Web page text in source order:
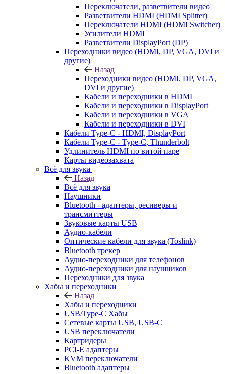
Переключатели, разветвители видео
Разветвители HDMI (HDMI Splitter)
Переключатели HDMI (HDMI Switcher)
Усилители HDMI
Разветвители DisplayPort (DP)
Переходники видео (HDMI, DP, VGA, DVI и
другие)
Назад
Переходники видео (HDMI, DP, VGA,
DVI и другие)
Кабели и переходники в HDMI
Кабели и переходники в DisplayPort
Кабели и переходники в VGA
Кабели и переходники в DVI
Кабели Type-C - HDMI, DisplayPort
Кабели Type-C - Type-C, Thunderbolt
Удлинитель HDMI по витой паре
Карты видеозахвата
Всё для звука
Назад
Всё для звука
Наушники
Bluetooth - адаптеры, ресиверы и
трансмиттеры
Звуковые карты USB
Аудио-кабели
Оптические кабели для звука (Toslink)
Bluetooth трекер
Аудио-переходники для телефонов
Аудио-переходники для наушников
Переходники для звука
Хабы и переходники
Назад
Хабы и переходники
USB/Type-C Хабы
Сетевые карты USB, USB-C
USB переключатели
Картридеры
PCI-E адаптеры
KVM переключатели
Bluetooth адаптеры